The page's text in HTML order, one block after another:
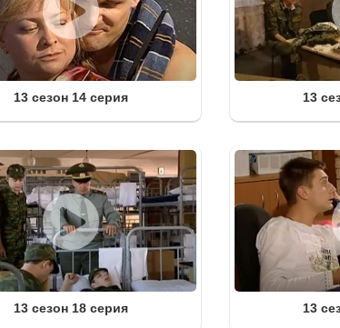
13 сезон 14 серия 13
13 сезон 18 серия 13